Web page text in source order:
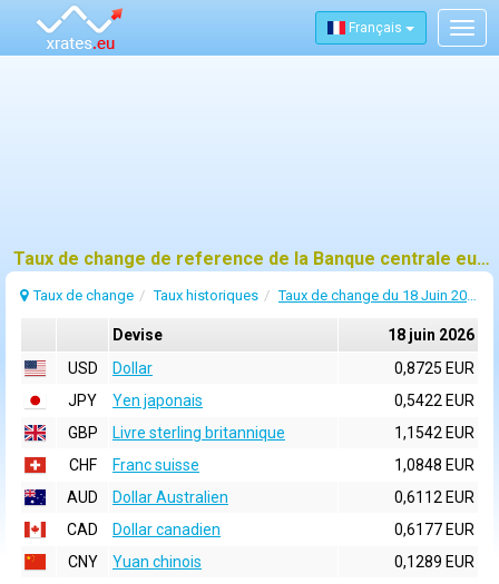
Français
Taux de change de reference de la Banque centrale europeenne (BCE) pour 18 juin 2026
Taux de change Taux historiques Taux de change du 18 Juin 2026
Devise
18 juin 2026
USD
Dollar
0,8725 EUR
JPY
Yen japonais
0,5422 EUR
GBP
Livre sterling britannique
1,1542 EUR
CHF
Franc suisse
1,0848 EUR
AUD
Dollar Australien
0,6112 EUR
CAD
Dollar canadien
0,6177 EUR
CNY
Yuan chinois
0,1289 EUR